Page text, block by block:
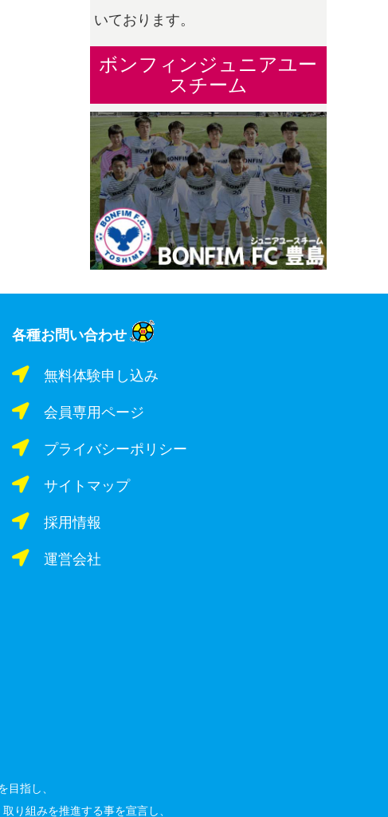
いております。
ボンフィンジュニアユー
スチーム
各種お問い合わせ
無料体験申し込み
会員専用ページ
プライバシーポリシー
サイトマップ
採用情報
運営会社
目指し、
り組みを推進する事を宣言し、